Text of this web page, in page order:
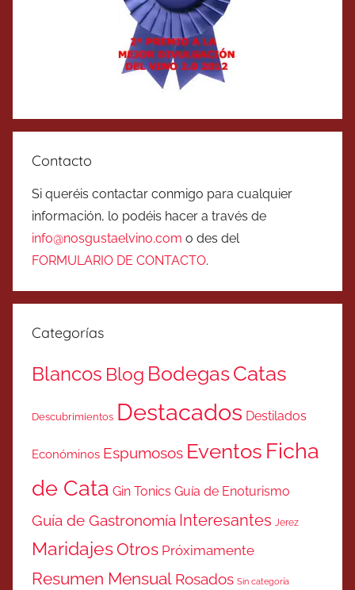
Contacto
Si queréis contactar conmigo para cualquier
información, lo podéis hacer a través de
info@nosgustaelvino.com o des del
FORMULARIO DE CONTACTO.
Categorías
Blancos Blog BodegasCatas
Descubrimientos Destacados Destilados
Económinos Espumosos Eventos Ficha
de Cata Gin Tonics Guía de Enoturismo
Guía de Gastronomía Interesantes Jerez
MaridajesOtros Próximamente
Resumen Mensual Rosados Sin categoría